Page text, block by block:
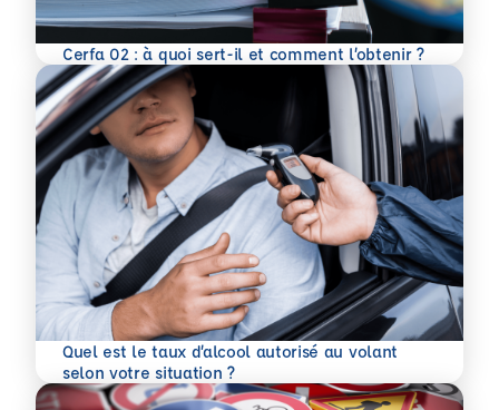
Cerfa 02 : à quoi sert-il et comment l’obtenir ?
En savoir plus
Quel est le taux d’alcool autorisé au volant
selon votre situation ?
En savoir plus